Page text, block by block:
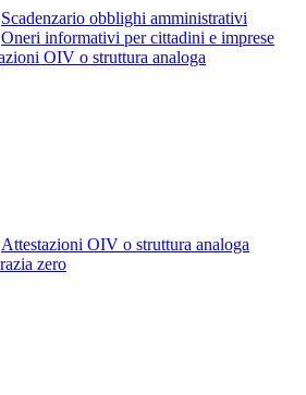
Scadenzario obblighi amministrativi
Oneri informativi per cittadini e imprese
OIV o struttura analoga
Attestazioni OIV o struttura analoga
zero